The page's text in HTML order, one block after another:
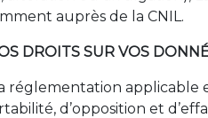
auprès de la CNIL.
DROITS SUR VOS
réglementation applicable
d’opposition et